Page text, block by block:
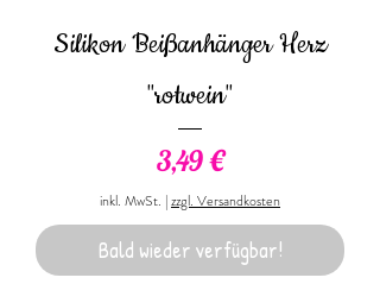
Silikon Beißanhänger Herz
"rotwein"
Preis
3,49 €
inkl. MwSt. |zzgl. Versandkosten
Bald wieder verfügbar!